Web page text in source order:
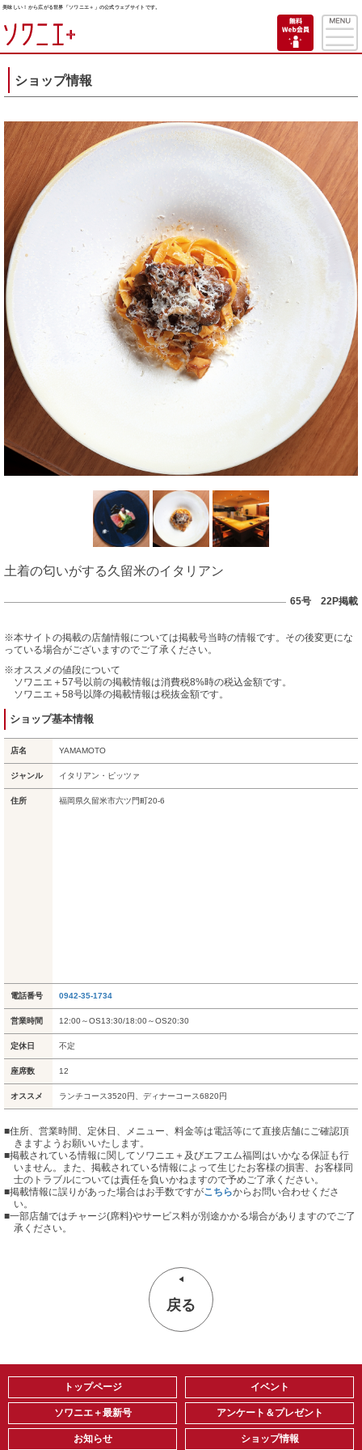
美味しい！から広がる世界「ソワニエ＋」の公式ウェブサイトです。
ショップ情報
土着の匂いがする久留米のイタリアン
65号 22P掲載
※本サイトの掲載の店舗情報については掲載号当時の情報です。その後変更にな
っている場合がございますのでご了承ください。
※オススメの値段について
ソワニエ＋57号以前の掲載情報は消費税8%時の税込金額です。
ソワニエ＋58号以降の掲載情報は税抜金額です。
ショップ基本情報
店名 YAMAMOTO
ジャンル イタリアン・ピッツァ
住所 福岡県久留米市六ツ門町20-6
電話番号 0942-35-1734
営業時間 12:00～OS13:30/18:00～OS20:30
定休日 不定
座席数 12
オススメ ランチコース3520円、ディナーコース6820円
■住所、営業時間、定休日、メニュー、料金等は電話等にて直接店舗にご確認頂
きますようお願いいたします。
■掲載されている情報に関してソワニエ＋及びエフエム福岡はいかなる保証も行
いません。また、掲載されている情報によって生じたお客様の損害、お客様同
士のトラブルについては責任を負いかねますので予めご了承ください。
■掲載情報に誤りがあった場合はお手数ですがこちらからお問い合わせくださ
い。
■一部店舗ではチャージ(席料)やサービス料が別途かかる場合がありますのでご了
承ください。
戻る
トップページ
ソワニエ＋最新号
お知らせ
イベント
アンケート＆プレゼント
ショップ情報